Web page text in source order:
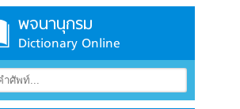
พจนานุกรม
Dictionary Online